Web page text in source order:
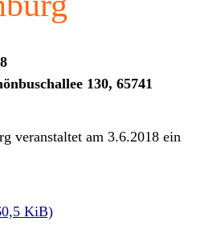
130, 65741
veranstaltet am 3.6.2018 ein
KiB)